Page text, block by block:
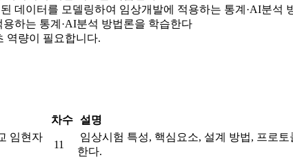
데이터를 모델링하여 임상개발에 적용하는 통계·AI분석
하는 통계·AI분석 방법론을 학습한다
역량이 필요합니다.
차수 설명
임현자
11
임상시험 특성, 핵심요소, 설계 방법, 프로
한다.